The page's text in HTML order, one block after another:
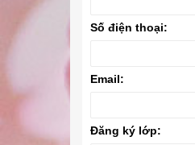
Số điện thoại:
Email:
Đăng ký lớp: